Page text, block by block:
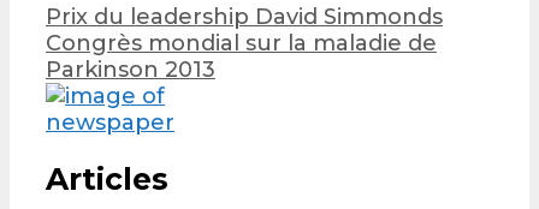
Post
navigation
Prix du leadership David Simmonds
Congrès mondial sur la maladie de
Parkinson 2013
Articles